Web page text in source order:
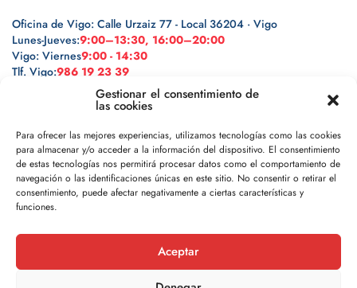
Gestionar el consentimiento de
las cookies
Para ofrecer las mejores experiencias, utilizamos tecnologías como las cookies
para almacenar y/o acceder a la información del dispositivo. El consentimiento
de estas tecnologías nos permitirá procesar datos como el comportamiento de
navegación o las identificaciones únicas en este sitio. No consentir o retirar el
consentimiento, puede afectar negativamente a ciertas características y
funciones.
Aceptar
Oficina de Vigo: Calle Urzaiz 77 - Local 36204 · Vigo
Lunes-Jueves:9:00–13:30, 16:00–20:00
Vigo: Viernes9:00 - 14:30
Tlf. Vigo:986 19 23 39
Legal
Política de privacidad